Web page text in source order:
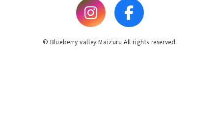
© Blueberry valley Maizuru All rights reserved.